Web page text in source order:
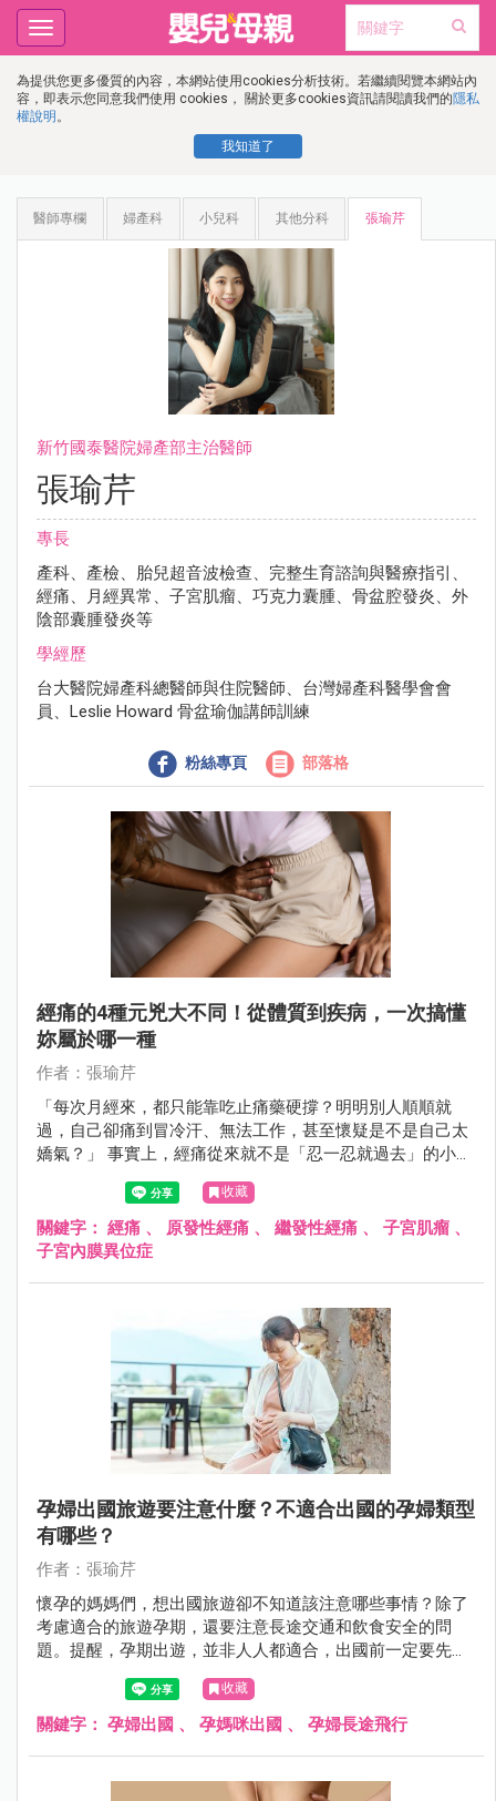
為提供您更多優質的內容，本網站使用cookies分析技術。若繼續閱覽本網站內
容，即表示您同意我們使用 cookies， 關於更多cookies資訊請閱讀我們的隱私
權說明 。
我知道了
Toggle
navigation
醫師專欄 婦產科 小兒科 其他分科 張瑜芹
新竹國泰醫院婦產部主治醫師
張瑜芹
專長
產科、產檢、胎兒超音波檢查、完整生育諮詢與醫療指引、
經痛、月經異常、子宮肌瘤、巧克力囊腫、骨盆腔發炎、外
陰部囊腫發炎等
學經歷
台大醫院婦產科總醫師與住院醫師、台灣婦產科醫學會會
員、Leslie Howard 骨盆瑜伽講師訓練
粉絲專頁 部落格
經痛的4種元兇大不同！從體質到疾病，一次搞懂
妳屬於哪一種
作者：張瑜芹
「每次月經來，都只能靠吃止痛藥硬撐？明明別人順順就
過，自己卻痛到冒冷汗、無法工作，甚至懷疑是不是自己太
嬌氣？」 事實上，經痛從來就不是「忍一忍就過去」的小
事，而是身體發出的重要警訊！許多女性誤以為經痛是體質
問題，只要吃止痛藥就好，卻忽略了背後可能隱藏著婦科疾
病。如果妳的經痛總是治不好，甚至隨著年紀越來越嚴重，
可能是身體正在告訴妳：「這裡出問題了！」
收藏
關鍵字： 經痛 、 原發性經痛 、 繼發性經痛 、 子宮肌瘤 、
子宮內膜異位症
孕婦出國旅遊要注意什麼？不適合出國的孕婦類型
有哪些？
作者：張瑜芹
懷孕的媽媽們，想出國旅遊卻不知道該注意哪些事情？除了
考慮適合的旅遊孕期，還要注意長途交通和飲食安全的問
題。提醒，孕期出遊，並非人人都適合，出國前一定要先請
醫師評估自己的狀況是否適合出國，母胎安全才應為首要考
量。萬一在國外發生身體不適要緊急就醫，又該準備哪些東
西？孕婦出國需要帶媽媽手冊嗎？這篇文章由婦產科張瑜芹
收藏
關鍵字： 孕婦出國 、 孕媽咪出國 、 孕婦長途飛行